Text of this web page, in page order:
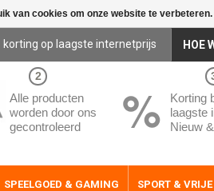
korting op laagste internetprijs HOE
2
Alle producten
worden door ons
gecontroleerd
Korting
laagste
Nieuw
SPEELGOED & GAMING SPORT &
van cookies om onze website te verbeteren.